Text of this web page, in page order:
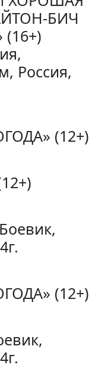
БИЧ
Россия,
(12+)
(12+)